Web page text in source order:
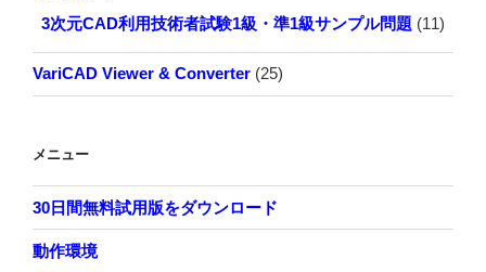
3次元CAD利用技術者試験1級・準1級サンプル問題 (11)
VariCAD Viewer & Converter (25)
メニュー
30日間無料試用版をダウンロード
動作環境